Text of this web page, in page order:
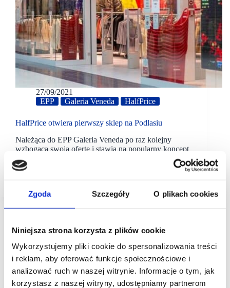
Zgoda Szczegóły O plikach cookies
Niniejsza strona korzysta z plików cookie
Wykorzystujemy pliki cookie do spersonalizowania treści
i reklam, aby oferować funkcje społecznościowe i
analizować ruch w naszej witrynie. Informacje o tym, jak
korzystasz z naszej witryny, udostępniamy partnerom
27/09/2021
EPP
Galeria Veneda HalfPrice
HalfPrice otwiera pierwszy sklep na Podlasiu
Należąca do EPP Galeria Veneda po raz kolejny
wzbogaca swoją ofertę i stawia na popularny koncept
off-price Grupy CCC. Nowo otwarty salon HalfPrice,
proponujący różnorodny asortyment w cenach